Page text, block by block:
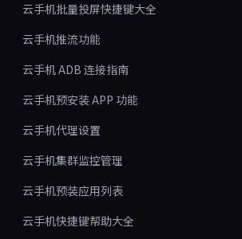
云手机批量投屏快捷键大全
云手机推流功能
云手机 ADB 连接指南
云手机预安装 APP 功能
云手机代理设置
云手机集群监控管理
云手机预装应用列表
云手机快捷键帮助大全